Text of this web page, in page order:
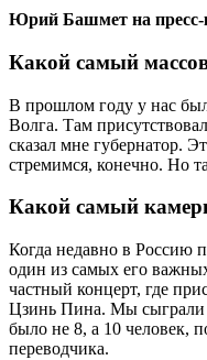
Юрий Башмет на пресс-
Какой самый
В прошлом году у нас
Волга. Там
сказал мне губернатор.
стремимся, конечно. Но
Какой самый
Когда недавно в Россию
один из самых его
частный концерт, где
Цзинь Пина. Мы сыграли
было не 8, а 10 человек,
переводчика.